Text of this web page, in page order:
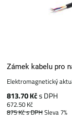
Zámek kabelu pro
Elektromagnetický
813.70 Kčs DPH
672.50 Kč
875 Kčs DPHSleva 7%